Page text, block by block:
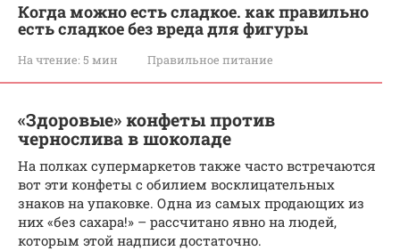
Когда можно есть сладкое. как правильно
есть сладкое без вреда для фигуры
На чтение: 5 мин Правильное питание
«Здоровые» конфеты против
чернослива в шоколаде
На полках супермаркетов также часто встречаются
вот эти конфеты с обилием восклицательных
знаков на упаковке. Одна из самых продающих из
них «без сахара!» – рассчитано явно на людей,
которым этой надписи достаточно.